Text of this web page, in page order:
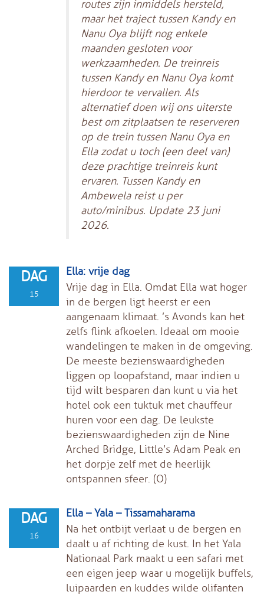
routes zijn inmiddels hersteld,
maar het traject tussen Kandy en
Nanu Oya blijft nog enkele
maanden gesloten voor
werkzaamheden. De treinreis
tussen Kandy en Nanu Oya komt
hierdoor te vervallen. Als
alternatief doen wij ons uiterste
best om zitplaatsen te reserveren
op de trein tussen Nanu Oya en
Ella zodat u toch (een deel van)
deze prachtige treinreis kunt
ervaren. Tussen Kandy en
Ambewela reist u per
auto/minibus. Update 23 juni
2026.
DAG
15
Ella: vrije dag
Vrije dag in Ella. Omdat Ella wat hoger
in de bergen ligt heerst er een
aangenaam klimaat. ’s Avonds kan het
zelfs flink afkoelen. Ideaal om mooie
wandelingen te maken in de omgeving.
De meeste bezienswaardigheden
liggen op loopafstand, maar indien u
tijd wilt besparen dan kunt u via het
hotel ook een tuktuk met chauffeur
huren voor een dag. De leukste
bezienswaardigheden zijn de Nine
Arched Bridge, Little’s Adam Peak en
het dorpje zelf met de heerlijk
ontspannen sfeer. (O)
DAG
16
Ella – Yala – Tissamaharama
Na het ontbijt verlaat u de bergen en
daalt u af richting de kust. In het Yala
Nationaal Park maakt u een safari met
een eigen jeep waar u mogelijk buffels,
luipaarden en kuddes wilde olifanten